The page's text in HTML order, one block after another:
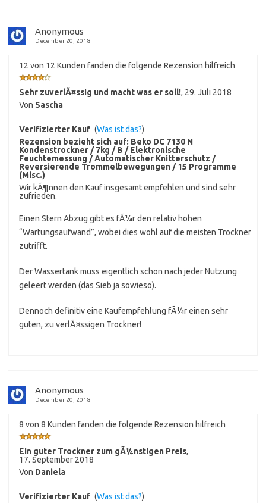
Anonymous
December 20, 2018
12 von 12 Kunden fanden die folgende Rezension hilfreich
Sehr zuverlÃ¤ssig und macht was er soll!, 29. Juli 2018
Von Sascha
Verifizierter Kauf (Was ist das?)
Rezension bezieht sich auf: Beko DC 7130 N
Kondenstrockner / 7kg / B / Elektronische
Feuchtemessung / Automatischer Knitterschutz /
Reversierende Trommelbewegungen / 15 Programme
(Misc.)
Wir kÃ¶nnen den Kauf insgesamt empfehlen und sind sehr
zufrieden.
Einen Stern Abzug gibt es fÃ¼r den relativ hohen
“Wartungsaufwand”, wobei dies wohl auf die meisten Trockner
zutrifft.
Der Wassertank muss eigentlich schon nach jeder Nutzung
geleert werden (das Sieb ja sowieso).
Dennoch definitiv eine Kaufempfehlung fÃ¼r einen sehr
guten, zu verlÃ¤ssigen Trockner!
Anonymous
December 20, 2018
8 von 8 Kunden fanden die folgende Rezension hilfreich
Ein guter Trockner zum gÃ¼nstigen Preis,
17. September 2018
Von Daniela
Verifizierter Kauf (Was ist das?)